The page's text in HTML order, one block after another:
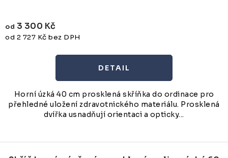
od 2 727 Kč bez DPH
od 3 300 Kč
Horní úzká 40 cm prosklená skříňka do ordinace pro
přehledné uložení zdravotnického materiálu. Prosklená
dvířka usnadňují orientaci a opticky...